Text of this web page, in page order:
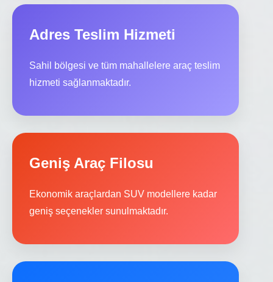
Adres Teslim Hizmeti
Sahil bölgesi ve tüm mahallelere araç teslim
hizmeti sağlanmaktadır.
Geniş Araç Filosu
Ekonomik araçlardan SUV modellere kadar
geniş seçenekler sunulmaktadır.